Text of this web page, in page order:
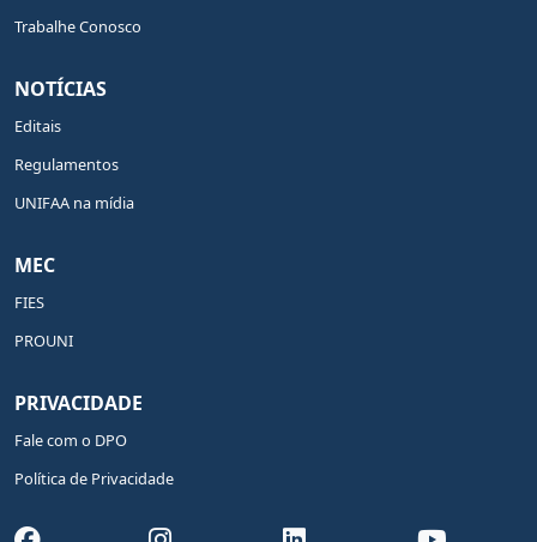
Trabalhe Conosco
NOTÍCIAS
Editais
Regulamentos
UNIFAA na mídia
MEC
FIES
PROUNI
PRIVACIDADE
Fale com o DPO
Política de Privacidade